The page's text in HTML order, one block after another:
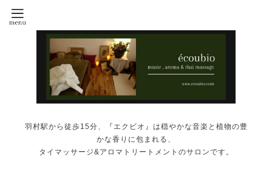
羽村駅から徒歩15分、『エクビオ』は穏やかな音楽と植物の豊
かな香りに包まれる、
タイマッサージ&アロマトリートメントのサロンです。